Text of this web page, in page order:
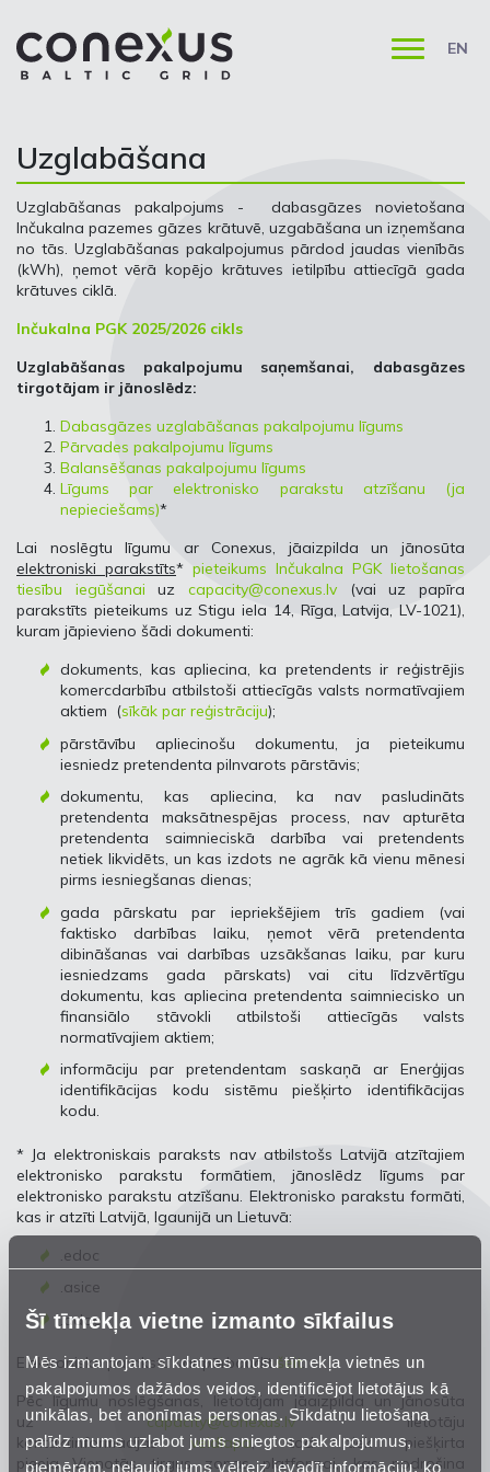
Šī tīmekļa vietne izmanto sīkfailus
Mēs izmantojam sīkdatnes mūsu tīmekļa vietnēs un
pakalpojumos dažādos veidos, identificējot lietotājus kā
unikālas, bet anonīmas personas. Sīkdatņu lietošana
palīdz mums uzlabot jums sniegtos pakalpojumus,
piemēram, neļaujot jums vēlreiz ievadīt informāciju, ko
EN
Uzglabāšana
Uzglabāšanas pakalpojums - dabasgāzes novietošana
Inčukalna pazemes gāzes krātuvē, uzgabāšana un izņemšana
no tās. Uzglabāšanas pakalpojumus pārdod jaudas vienībās
(kWh), ņemot vērā kopējo krātuves ietilpību attiecīgā gada
krātuves ciklā.
Inčukalna PGK 2025/2026 cikls
Uzglabāšanas pakalpojumu saņemšanai, dabasgāzes
tirgotājam ir jānoslēdz:
Dabasgāzes uzglabāšanas pakalpojumu līgums
Pārvades pakalpojumu līgums
Balansēšanas pakalpojumu līgums
Līgums par elektronisko parakstu atzīšanu (ja
nepieciešams)*
Lai noslēgtu līgumu ar Conexus, jāaizpilda un jānosūta
elektroniski parakstīts* pieteikums Inčukalna PGK lietošanas
tiesību iegūšanai uzcapacity@conexus.lv (vai uz papīra
parakstīts pieteikums uz Stigu iela 14, Rīga, Latvija, LV-1021),
kuram jāpievieno šādi dokumenti:
dokuments, kas apliecina, ka pretendents ir reģistrējis
komercdarbību atbilstoši attiecīgās valsts normatīvajiem
aktiem (sīkāk par reģistrāciju);
pārstāvību apliecinošu dokumentu, ja pieteikumu
iesniedz pretendenta pilnvarots pārstāvis;
dokumentu, kas apliecina, ka nav pasludināts
pretendenta maksātnespējas process, nav apturēta
pretendenta saimnieciskā darbība vai pretendents
netiek likvidēts, un kas izdots ne agrāk kā vienu mēnesi
pirms iesniegšanas dienas;
gada pārskatu par iepriekšējiem trīs gadiem (vai
faktisko darbības laiku, ņemot vērā pretendenta
dibināšanas vai darbības uzsākšanas laiku, par kuru
iesniedzams gada pārskats) vai citu līdzvērtīgu
dokumentu, kas apliecina pretendenta saimniecisko un
finansiālo stāvokli atbilstoši attiecīgās valsts
normatīvajiem aktiem;
informāciju par pretendentam saskaņā ar Enerģijas
identifikācijas kodu sistēmu piešķirto identifikācijas
kodu.
* Ja elektroniskais paraksts nav atbilstošs Latvijā atzītajiem
elektronisko parakstu formātiem, jānoslēdz līgums par
elektronisko parakstu atzīšanu. Elektronisko parakstu formāti,
kas ir atzīti Latvijā, Igaunijā un Lietuvā:
.edoc
.asice
.adoc
Elektronisko parakstu var pārbaudītšeit.
Pēc līgumu noslēgšanas, lietotājam jāaizpilda un jānosūta
uzcapacity@conexus.lvlietotāju
kontaktinformācijas
veidlapa, tad tiek piešķirta
pieeja Vienotās tirgus zonas platformai, kas nodrošina